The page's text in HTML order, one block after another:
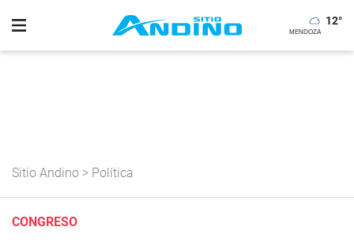
12°
Sitio Andino > Política
CONGRESO